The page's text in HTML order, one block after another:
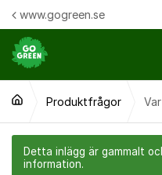
Hoppa till innehåll
www.gogreen.se
Produktfrågor
Detta inlägg är gammalt
information.